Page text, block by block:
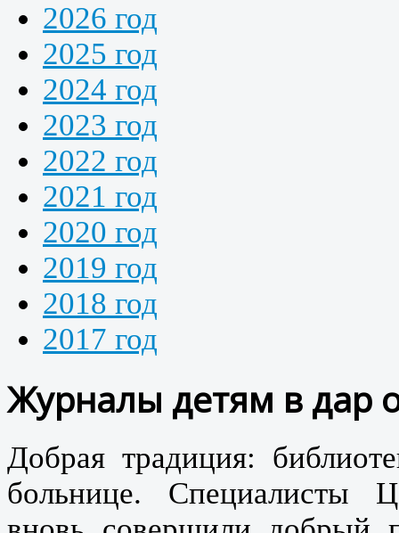
2026 год
2025 год
2024 год
2023 год
2022 год
2021 год
2020 год
2019 год
2018 год
2017 год
Журналы детям в дар
Добрая традиция:
больнице. Специалисты